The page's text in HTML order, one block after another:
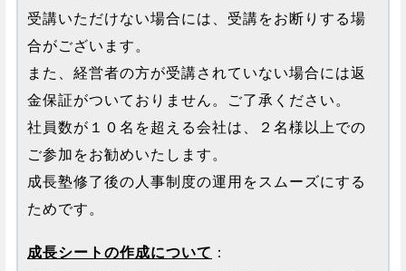
受講いただけない場合には、受講をお断りする場
合がございます。
また、経営者の方が受講されていない場合には返
金保証がついておりません。ご了承ください。
社員数が１０名を超える会社は、２名様以上での
ご参加をお勧めいたします。
成長塾修了後の人事制度の運用をスムーズにする
ためです。
成長シートの作成について ：